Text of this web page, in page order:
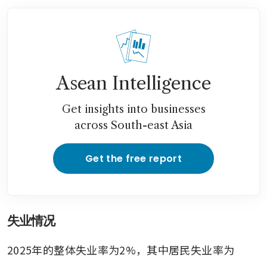
Asean Intelligence
Get insights into businesses
across South-east Asia
Get the free report
失业情况
2025年的整体失业率为2%，其中居民失业率为